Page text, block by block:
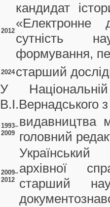
2012
кандидат
«Електронне
сутність
формування,
2024 старший
У
В.І.Вернадського
1993–
2009
видавництва
головний
2009–
2012
Український
архівної
старший